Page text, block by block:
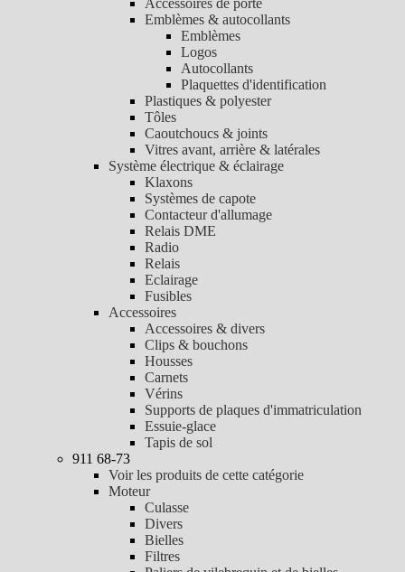
Accessoires de porte
Emblèmes & autocollants
Emblèmes
Logos
Autocollants
Plaquettes d'identification
Plastiques & polyester
Tôles
Caoutchoucs & joints
Vitres avant, arrière & latérales
Système électrique & éclairage
Klaxons
Systèmes de capote
Contacteur d'allumage
Relais DME
Radio
Relais
Eclairage
Fusibles
Accessoires
Accessoires & divers
Clips & bouchons
Housses
Carnets
Vérins
Supports de plaques d'immatriculation
Essuie-glace
Tapis de sol
911 68-73
Voir les produits de cette catégorie
Moteur
Culasse
Divers
Bielles
Filtres